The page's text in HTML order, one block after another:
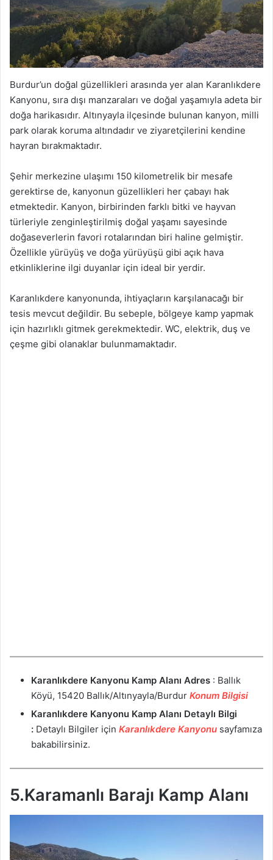
Burdur’un doğal güzellikleri arasında yer alan Karanlıkdere
Kanyonu, sıra dışı manzaraları ve doğal yaşamıyla adeta bir
doğa harikasıdır. Altınyayla ilçesinde bulunan kanyon, milli
park olarak koruma altındadır ve ziyaretçilerini kendine
hayran bırakmaktadır.
Şehir merkezine ulaşımı 150 kilometrelik bir mesafe
gerektirse de, kanyonun güzellikleri her çabayı hak
etmektedir. Kanyon, birbirinden farklı bitki ve hayvan
türleriyle zenginleştirilmiş doğal yaşamı sayesinde
doğaseverlerin favori rotalarından biri haline gelmiştir.
Özellikle yürüyüş ve doğa yürüyüşü gibi açık hava
etkinliklerine ilgi duyanlar için ideal bir yerdir.
Karanlıkdere kanyonunda, ihtiyaçların karşılanacağı bir
tesis mevcut değildir. Bu sebeple, bölgeye kamp yapmak
için hazırlıklı gitmek gerekmektedir. WC, elektrik, duş ve
çeşme gibi olanaklar bulunmamaktadır.
Karanlıkdere Kanyonu Kamp Alanı Adres : Ballık
Köyü, 15420 Ballık/Altınyayla/Burdur Konum Bilgisi
Karanlıkdere Kanyonu Kamp Alanı Detaylı Bilgi
: Detaylı Bilgiler için Karanlıkdere Kanyonu sayfamıza
bakabilirsiniz.
5.Karamanlı Barajı Kamp Alanı